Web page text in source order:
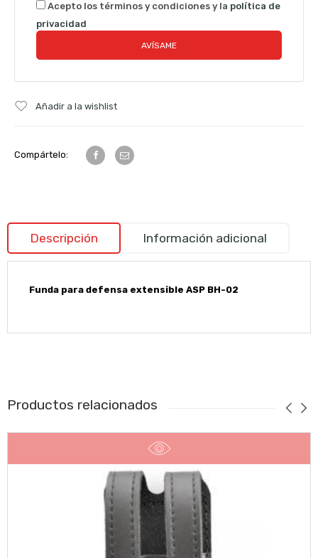
Acepto los términos y condiciones y la política de
privacidad
Añadir a la wishlist
Compártelo:
Descripción Información adicional
Funda para defensa extensible ASP BH-02
Productos relacionados